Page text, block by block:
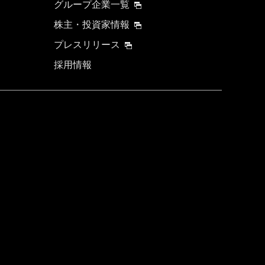
グループ企業一覧
株主・投資家情報
プレスリリース
採用情報